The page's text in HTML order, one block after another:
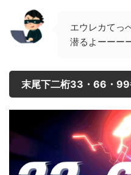
エウレカてっ
潜るよーーー
末尾下二桁33・66・99